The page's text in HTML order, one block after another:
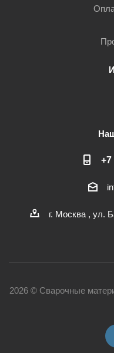
+7
г. Москва , ул.
2026 © Сварочные